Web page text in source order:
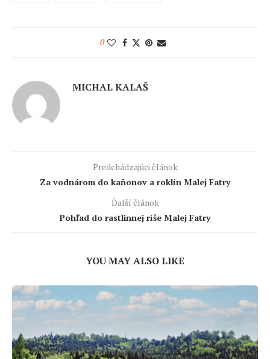
0
MICHAL KALAŠ
Predchádzajúci článok
Za vodnárom do kaňonov a roklín Malej Fatry
Ďalší článok
Pohľad do rastlinnej ríše Malej Fatry
YOU MAY ALSO LIKE